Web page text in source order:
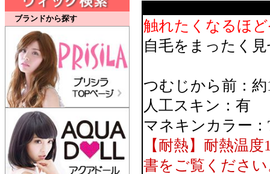
ブランドから探す
触れたくなるほ
自毛をまったく
つむじから前：
人工スキン：有
マネキンカラー
【耐熱】耐熱温
書をご覧くださ